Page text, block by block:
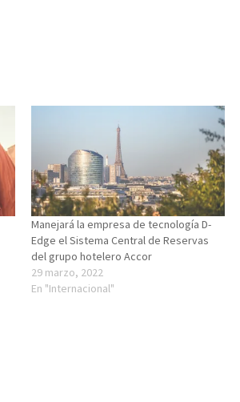
Manejará la empresa de tecnología D-
Edge el Sistema Central de Reservas
del grupo hotelero Accor
29 marzo, 2022
En "Internacional"